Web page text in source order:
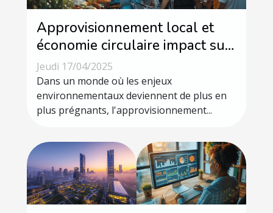
Approvisionnement local et
économie circulaire impact sur
les petites entreprises
françaises
Jeudi 17/04/2025
Dans un monde où les enjeux
environnementaux deviennent de plus en
plus prégnants, l'approvisionnement...